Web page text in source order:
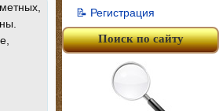
📝 Регистрация
Поиск по сайту